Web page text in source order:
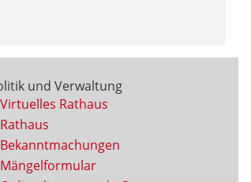
und Verwaltung
Virtuelles Rathaus
Rathaus
Bekanntmachungen
Mängelformular